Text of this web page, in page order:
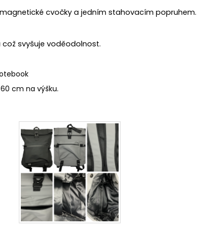
cvočky a jedním stahovacím popruhem.
svyšuje voděodolnost.
cm na výšku.